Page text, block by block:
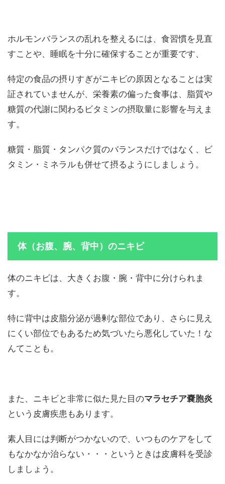
ホルモンバランスの乱れを整えるには、食習慣を見直
すことや、睡眠を十分に確保することが重要です、
特定の食品の摂りすぎがニキビの原因となることは実
証されていませんが、栄養素の偏った食事は、脂質や
糖質の代謝に関わるビタミンの摂取量に影響を与えま
す。
糖質・脂質・タンパク質のバランスだけではなく、ビ
タミン・ミネラルも併せて摂るようにしましょう。
体（お腹、腕、背中）のニキビ
体のニキビは、大きくお腹・腕・背中に分けられま
す。
特に背中は皮脂分泌が過剰な部位であり、さらに見え
にくい部位でもあるため気づいたら悪化していた！な
んてことも。
また、ニキビと非常に似た見た目のマラセチア嚢胞炎
という皮膚疾患もあります。
素人目には判断がつかないので、いつものケアをして
もなかなか治らない・・・というときは皮膚科を受診
しましょう。